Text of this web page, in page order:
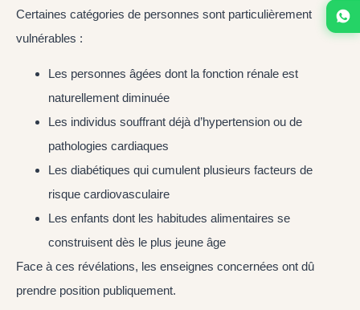
Certaines catégories de personnes sont particulièrement
vulnérables :
Les personnes âgées dont la fonction rénale est
naturellement diminuée
Les individus souffrant déjà d’hypertension ou de
pathologies cardiaques
Les diabétiques qui cumulent plusieurs facteurs de
risque cardiovasculaire
Les enfants dont les habitudes alimentaires se
construisent dès le plus jeune âge
Face à ces révélations, les enseignes concernées ont dû
prendre position publiquement.